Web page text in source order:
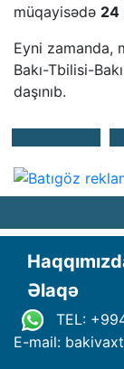
müqayisədə 24
Eyni zamanda,
Bakı-Tbilisi-
daşınıb.
Əlaqə
TEL:
E-mail: